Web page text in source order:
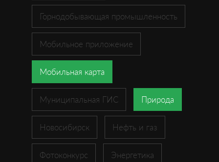
Горнодобывающая промышленность
Мобильное приложение
Мобильная карта
Муниципальная ГИС Природа
Новосибирск Нефть и газ
Фотоконкурс Энергетика